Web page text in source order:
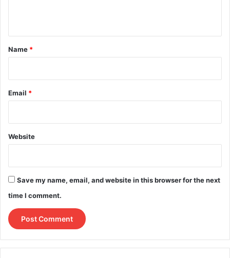
*
Name *
Email *
Website
Save my name, email, and website in this browser for the next
time I comment.